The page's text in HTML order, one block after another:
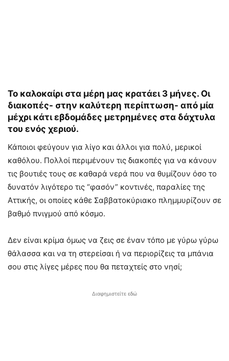
Το καλοκαίρι στα μέρη μας κρατάει 3 μήνες. Οι
διακοπές- στην καλύτερη περίπτωση- από μία
μέχρι κάτι εβδομάδες μετρημένες στα δάχτυλα
του ενός χεριού.
Κάποιοι φεύγουν για λίγο και άλλοι για πολύ, μερικοί
καθόλου. Πολλοί περιμένουν τις διακοπές για να κάνουν
τις βουτιές τους σε καθαρά νερά που να θυμίζουν όσο το
δυνατόν λιγότερο τις “φασόν” κοντινές, παραλίες της
Αττικής, οι οποίες κάθε Σαββατοκύριακο πλημμυρίζουν σε
βαθμό πνιγμού από κόσμο.
Δεν είναι κρίμα όμως να ζεις σε έναν τόπο με γύρω γύρω
θάλασσα και να τη στερείσαι ή να περιορίζεις τα μπάνια
σου στις λίγες μέρες που θα πεταχτείς στο νησί;
Διαφημιστείτε εδώ